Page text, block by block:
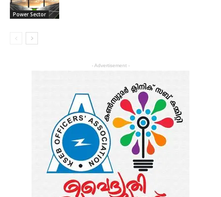
Power Sector
- Advertisement -